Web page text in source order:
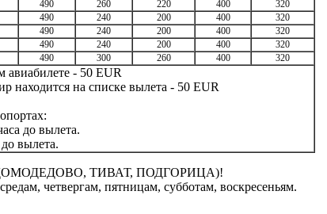
490 260 220 400
320
490 240 200 400
320
490 240 200 400
320
490 240 200 400
320
490 300 260 400 320
- 50 EUR
находится на списке вылета - 50 EUR
до вылета.
вылета.
ТИВАТ, ПОДГОРИЦА)!
четвергам, пятницам, субботам, воскресеньям.